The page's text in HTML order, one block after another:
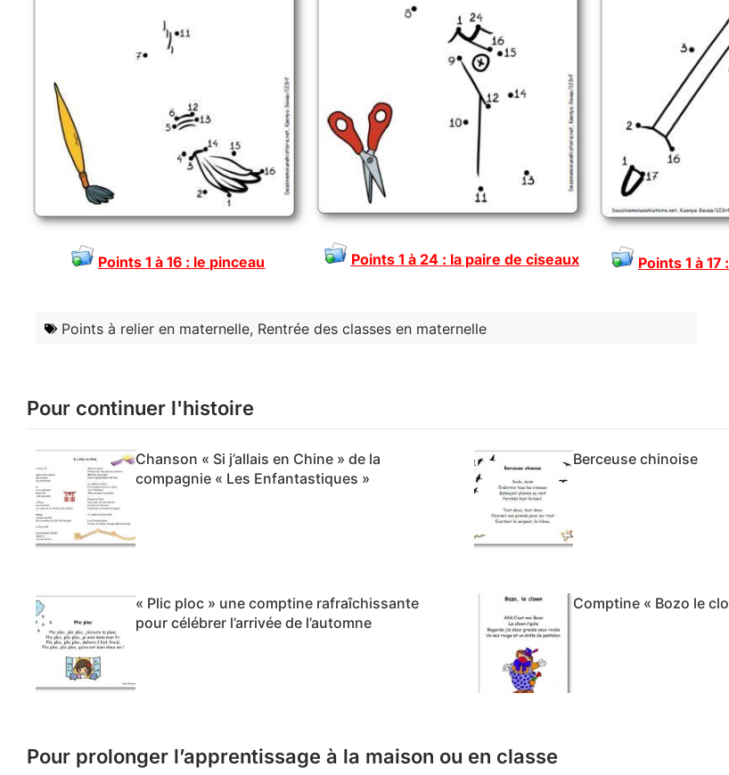
Points 1 à 16 : le pinceau Points 1 à 24 : la paire de ciseaux Points 1 à
Points à relier en maternelle, Rentrée des classes en maternelle
Pour continuer l'histoire
Chanson « Si j’allais en Chine » de la
compagnie « Les Enfantastiques »
Berceuse chinoise
« Plic ploc » une comptine rafraîchissante
pour célébrer l’arrivée de l’automne
Comptine « Bozo le
Pour prolonger l’apprentissage à la maison ou en classe